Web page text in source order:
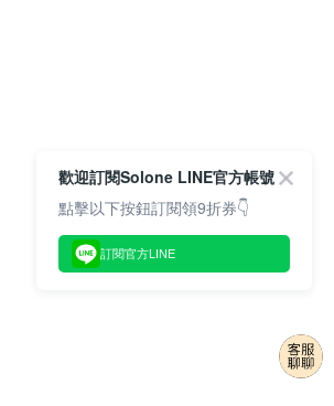
歡迎訂閱Solone LINE官方帳號
點擊以下按鈕訂閱領9折券👇
訂閱官方LINE